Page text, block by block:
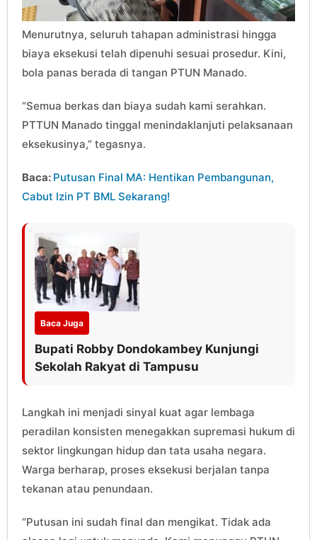
Menurutnya, seluruh tahapan administrasi hingga
biaya eksekusi telah dipenuhi sesuai prosedur. Kini,
bola panas berada di tangan PTUN Manado.
“Semua berkas dan biaya sudah kami serahkan.
PTTUN Manado tinggal menindaklanjuti pelaksanaan
eksekusinya,” tegasnya.
Baca: Putusan Final MA: Hentikan Pembangunan,
Cabut Izin PT BML Sekarang!
Baca Juga
Bupati Robby Dondokambey Kunjungi
Sekolah Rakyat di Tampusu
Langkah ini menjadi sinyal kuat agar lembaga
peradilan konsisten menegakkan supremasi hukum di
sektor lingkungan hidup dan tata usaha negara.
Warga berharap, proses eksekusi berjalan tanpa
tekanan atau penundaan.
“Putusan ini sudah final dan mengikat. Tidak ada